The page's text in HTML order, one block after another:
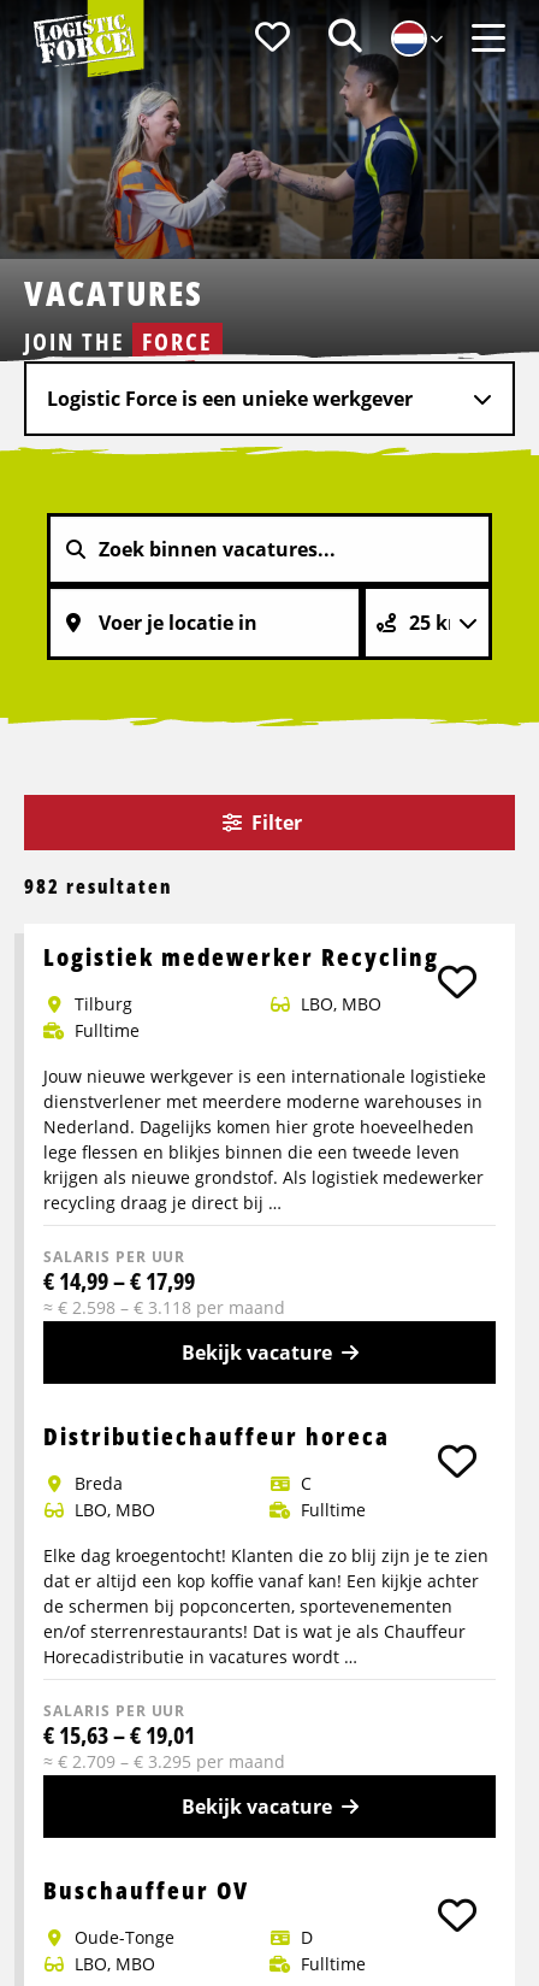
Logistic
Force
FavorietenZoeken
Menu
VACATURES
JOIN THE FORCE
Logistic Force is een unieke werkgever
Filter
982 resultaten
Logistiek medewerker Recycling
Tilburg
LBO, MBO
Fulltime
Jouw nieuwe werkgever is een internationale logistieke
dienstverlener met meerdere moderne warehouses in
Nederland. Dagelijks komen hier grote hoeveelheden
lege flessen en blikjes binnen die een tweede leven
krijgen als nieuwe grondstof. Als logistiek medewerker
recycling draag je direct bij …
SALARIS PER UUR
€ 14,99 – € 17,99
≈ € 2.598 – € 3.118 per maand
Bekijk vacature
info
Logistiek
medewerker
Recycling
Distributiechauffeur horeca
Breda
C
LBO, MBO
Fulltime
Elke dag kroegentocht! Klanten die zo blij zijn je te zien
dat er altijd een kop koffie vanaf kan! Een kijkje achter
de schermen bij popconcerten, sportevenementen
en/of sterrenrestaurants! Dat is wat je als Chauffeur
Horecadistributie in vacatures wordt …
SALARIS PER UUR
€ 15,63 – € 19,01
≈ € 2.709 – € 3.295 per maand
Bekijk vacature
info
Distributiechauffeur
horeca
Buschauffeur OV
Oude-Tonge
D
LBO, MBO
Fulltime